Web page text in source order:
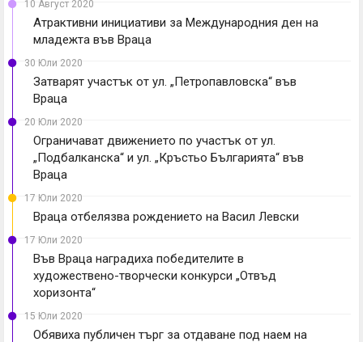
10 Август 2020
Атрактивни инициативи за Международния ден на
младежта във Враца
30 Юли 2020
Затварят участък от ул. „Петропавловска“ във
Враца
20 Юли 2020
Ограничават движението по участък от ул.
„Подбалканска“ и ул. „Кръстьо Българията“ във
Враца
17 Юли 2020
Враца отбелязва рождението на Васил Левски
17 Юли 2020
Във Враца наградиха победителите в
художествено-творчески конкурси „Отвъд
хоризонта“
15 Юли 2020
Обявиха публичен търг за отдаване под наем на